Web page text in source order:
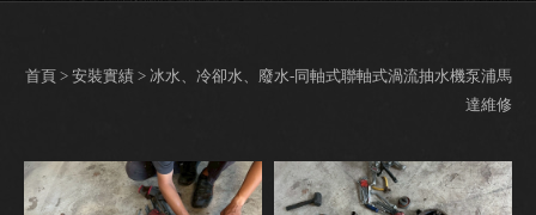
首頁 > 安裝實績 > 冰水、冷卻水、廢水-同軸式聯軸式渦流抽水機泵浦馬
達維修